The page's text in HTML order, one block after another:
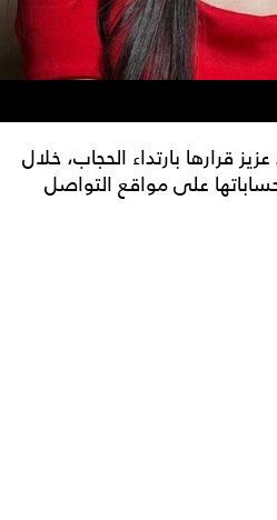
قرارها بارتداء الحجاب، خلال
على مواقع التواصل